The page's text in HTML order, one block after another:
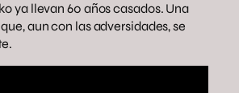
ya llevan 60 años casados. Una
aun con las adversidades, se